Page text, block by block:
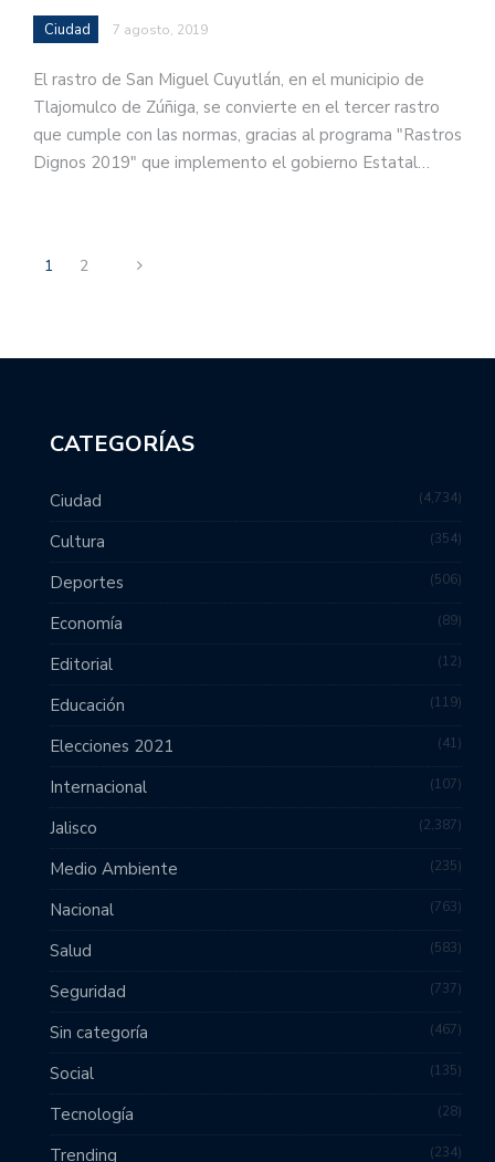
Ciudad 7 agosto, 2019
El rastro de San Miguel Cuyutlán, en el municipio de
Tlajomulco de Zúñiga, se convierte en el tercer rastro
que cumple con las normas, gracias al programa "Rastros
Dignos 2019" que implemento el gobierno Estatal…
1 2
CATEGORÍAS
Ciudad 4,734
Cultura 354
Deportes 506
Economía 89
Editorial 12
Educación 119
Elecciones 2021 41
Internacional 107
Jalisco 2,387
Medio Ambiente 235
Nacional 763
Salud 583
Seguridad 737
Sin categoría 467
Social 135
Tecnología 28
Trending 234